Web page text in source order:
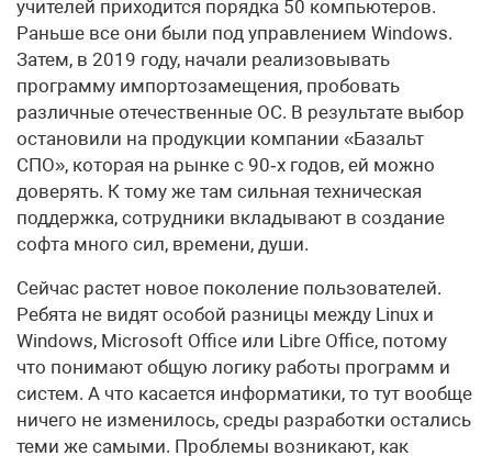
учителей приходится порядка 50 компьютеров.
Раньше все они были под управлением Windows.
Затем, в 2019 году, начали реализовывать
программу импортозамещения, пробовать
различные отечественные ОС. В результате выбор
остановили на продукции компании «Базальт
СПО», которая на рынке с 90‑х годов, ей можно
доверять. К тому же там сильная техническая
поддержка, сотрудники вкладывают в создание
софта много сил, времени, души.
Сейчас растет новое поколение пользователей.
Ребята не видят особой разницы между Linux и
Windows, Microsoft Office или Libre Office, потому
что понимают общую логику работы программ и
систем. А что касается информатики, то тут вообще
ничего не изменилось, среды разработки остались
теми же самыми. Проблемы возникают, как